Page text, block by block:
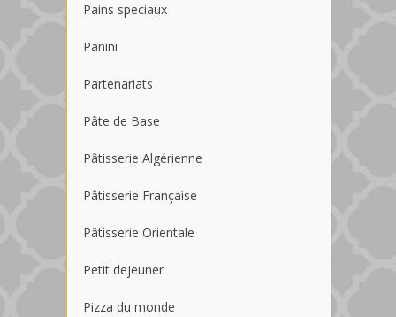
Pains speciaux
Panini
Partenariats
Pâte de Base
Pâtisserie Algérienne
Pâtisserie Française
Pâtisserie Orientale
Petit dejeuner
Pizza du monde